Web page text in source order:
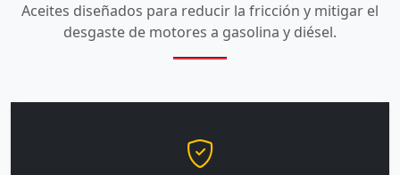
Aceites diseñados para reducir la fricción y mitigar el
desgaste de motores a gasolina y diésel.